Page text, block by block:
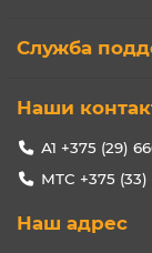
Служба
Наши
А1 +375 (29)
МТС +375 (33)
Наш адрес